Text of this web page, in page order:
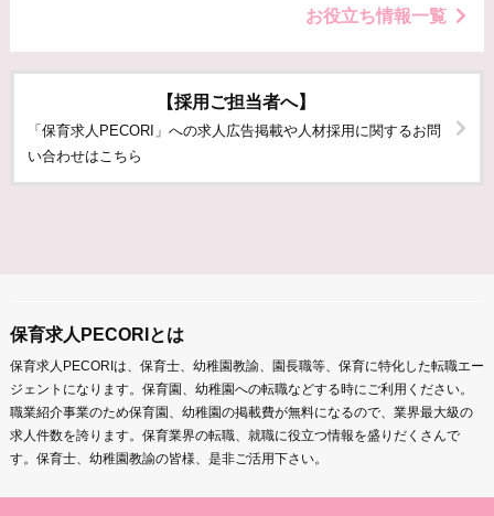
お役立ち情報一覧
【採用ご担当者へ】
「保育求人PECORI」への求人広告掲載や人材採用に関するお問
い合わせはこちら
保育求人PECORIとは
保育求人PECORIは、保育士、幼稚園教諭、園長職等、保育に特化した転職エー
ジェントになります。保育園、幼稚園への転職などする時にご利用ください。
職業紹介事業のため保育園、幼稚園の掲載費が無料になるので、業界最大級の
求人件数を誇ります。保育業界の転職、就職に役立つ情報を盛りだくさんで
す。保育士、幼稚園教諭の皆様、是非ご活用下さい。